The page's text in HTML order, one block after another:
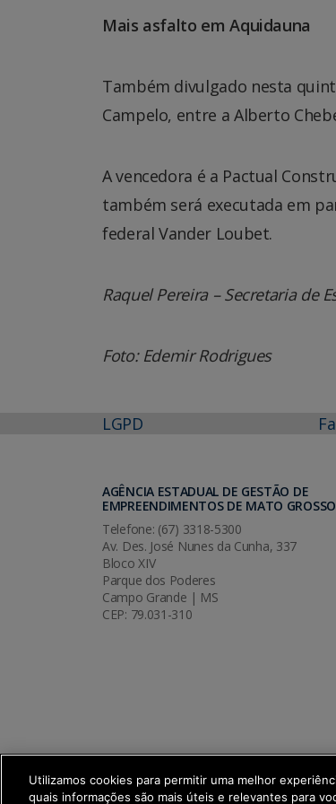
Mais asfalto em Aquidauna
Também divulgado nesta
Campelo, entre a Alberto
A vencedora é a Pactual
também será executada em
federal Vander Loubet.
Raquel Pereira – Secretaria de
Foto: Edemir Rodrigues
LGPD
AGÊNCIA ESTADUAL DE GESTÃO DE
EMPREENDIMENTOS DE MATO
Telefone: (67) 3318-5300
Av. Des. José Nunes da Cunha, 337
Bloco XIV
Parque dos Poderes
Campo Grande | MS
CEP: 79.031-310
Utilizamos cookies para permitir uma melhor
quais informações são mais úteis e relevantes para